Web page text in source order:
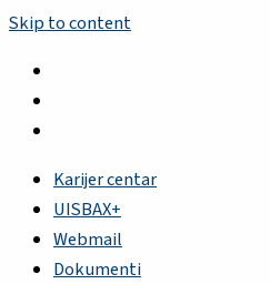
Skip to content
Karijer centar
UISBAX+
Webmail
Dokumenti